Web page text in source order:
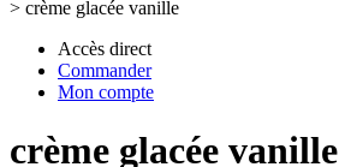
> crème glacée vanille
Accès direct
Commander
Mon compte
crème glacée vanille